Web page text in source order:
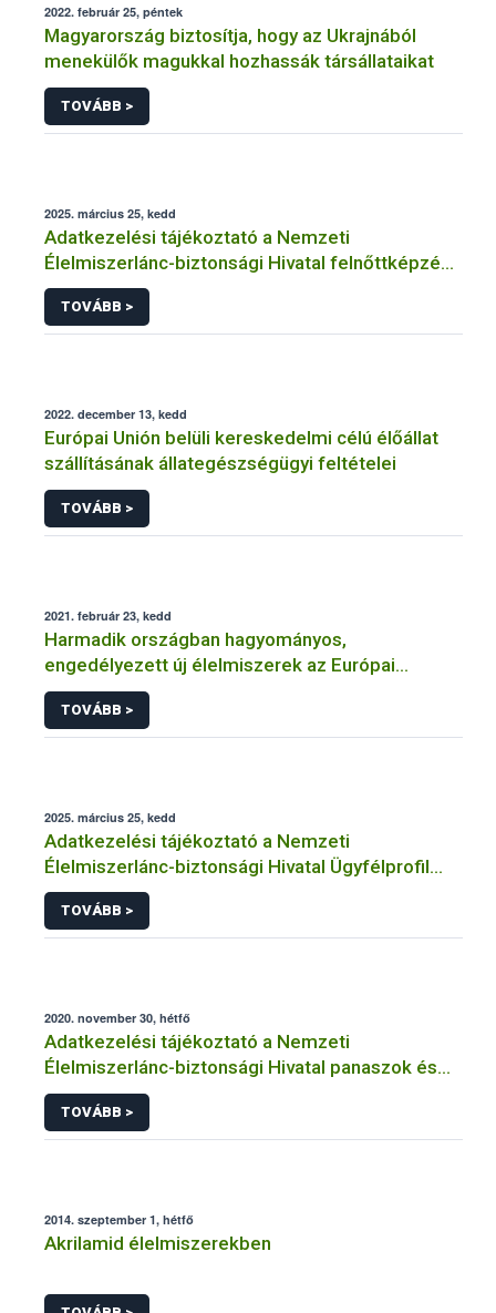
2022. február 25, péntek
Magyarország biztosítja, hogy az Ukrajnából
menekülők magukkal hozhassák társállataikat
TOVÁBB >
2025. március 25, kedd
Adatkezelési tájékoztató a Nemzeti
Élelmiszerlánc-biztonsági Hivatal felnőttképzési
tevékenységéhez kapcsolódó adatkezeléséhez
TOVÁBB >
2022. december 13, kedd
Európai Unión belüli kereskedelmi célú élőállat
szállításának állategészségügyi feltételei
TOVÁBB >
2021. február 23, kedd
Harmadik országban hagyományos,
engedélyezett új élelmiszerek az Európai
Unióban
TOVÁBB >
2025. március 25, kedd
Adatkezelési tájékoztató a Nemzeti
Élelmiszerlánc-biztonsági Hivatal Ügyfélprofil
Rendszerben kistermelői tevékenység
témakörben intézhető közhatalmi eljárásaihoz
kapcsolódó adatkezeléséhez
TOVÁBB >
2020. november 30, hétfő
Adatkezelési tájékoztató a Nemzeti
Élelmiszerlánc-biztonsági Hivatal panaszok és
közérdekű bejelentések kezeléséhez
kapcsolódó adatkezeléséhez
TOVÁBB >
2014. szeptember 1, hétfő
Akrilamid élelmiszerekben